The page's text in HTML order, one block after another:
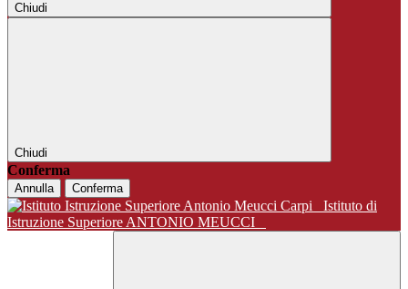
Chiudi
Chiudi
Conferma
Annulla Conferma
Istituto di
Istruzione Superiore ANTONIO MEUCCI